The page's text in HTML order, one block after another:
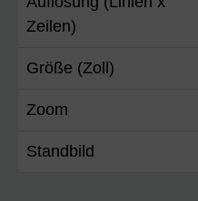
Zeilen)
Größe (Zoll)
Zoom
Standbild